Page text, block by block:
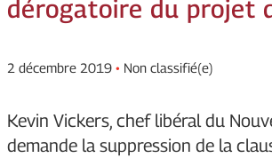
dérogatoire du projet
2 décembre 2019 • Non classifié(e)
Kevin Vickers, chef libéral du
demande la suppression de la